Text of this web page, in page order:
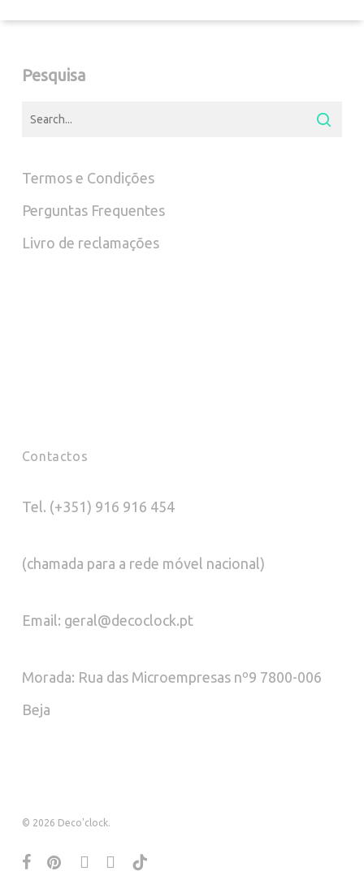
options
Pesquisa
Termos e Condições
Perguntas Frequentes
Livro de reclamações
Contactos
Tel. (+351) 916 916 454
(chamada para a rede móvel nacional)
Email: geral@decoclock.pt
Morada: Rua das Microempresas nº9 7800-006
Beja
© 2026 Deco'clock.
facebookpinterestinstagramwhatsapp
tiktok